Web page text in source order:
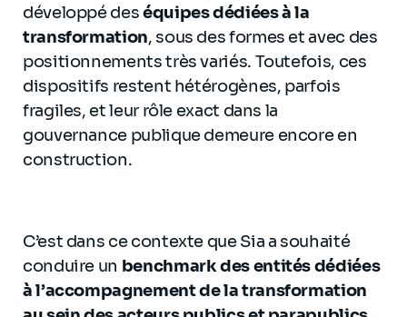
développé deséquipes dédiées à la
transformation, sous des formes et avec des
positionnements très variés. Toutefois, ces
dispositifs restent hétérogènes, parfois
fragiles, et leur rôle exact dans la
gouvernance publique demeure encore en
construction.
C’est dans ce contexte que Sia a souhaité
conduire un benchmark des entités dédiées
à l’accompagnement de la transformation